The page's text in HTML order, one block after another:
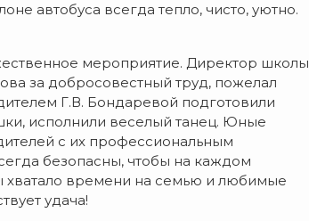
автобуса всегда тепло, чисто, уютно.
мероприятие. Директор школы
за добросовестный труд, пожелал
Г.В. Бондаревой подготовили
исполнили веселый танец. Юные
с их профессиональным
безопасны, чтобы на каждом
хватало времени на семью и любимые
удача!